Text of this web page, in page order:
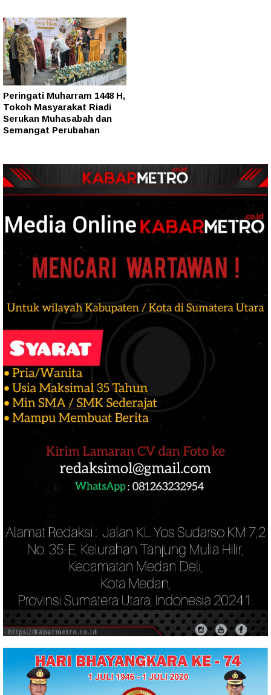
Peringati Muharram 1448 H,
Tokoh Masyarakat Riadi
Serukan Muhasabah dan
Semangat Perubahan